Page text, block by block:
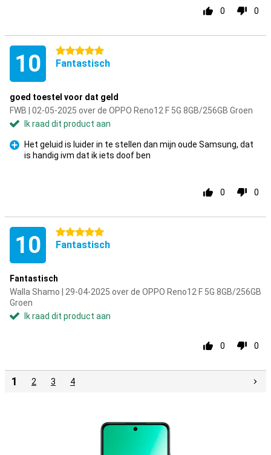
0 0
10 5 sterren
Fantastisch
goed toestel voor dat geld
FWB | 02-05-2025 over de OPPO Reno12 F 5G 8GB/256GB Groen
Ik raad dit product aan
Pluspunt
Het geluid is luider in te stellen dan mijn oude Samsung, dat
is handig ivm dat ik iets doof ben
0 0
10 5 sterren
Fantastisch
Fantastisch
Walla Shamo | 29-04-2025 over de OPPO Reno12 F 5G 8GB/256GB
Groen
Ik raad dit product aan
0 0
1 2 3 4